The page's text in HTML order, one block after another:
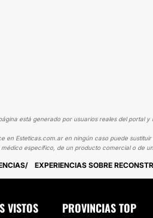
está generado por usuarios reales del portal y
en Esteticas.com.ar en ningún caso puede
específico, de un producto comercial o de
EXPERIENCIAS SOBRE
VISTOS PROVINCIAS TOP